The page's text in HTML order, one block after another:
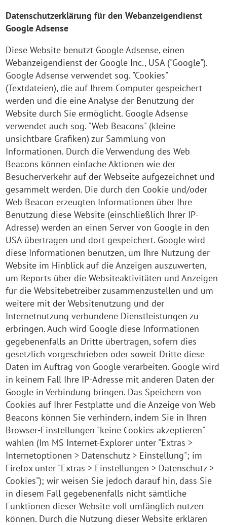
Datenschutzerklärung für den Webanzeigendienst
Google Adsense
Diese Website benutzt Google Adsense, einen
Webanzeigendienst der Google Inc., USA ("Google").
Google Adsense verwendet sog. "Cookies"
(Textdateien), die auf Ihrem Computer gespeichert
werden und die eine Analyse der Benutzung der
Website durch Sie ermöglicht. Google Adsense
verwendet auch sog. "Web Beacons" (kleine
unsichtbare Grafiken) zur Sammlung von
Informationen. Durch die Verwendung des Web
Beacons können einfache Aktionen wie der
Besucherverkehr auf der Webseite aufgezeichnet und
gesammelt werden. Die durch den Cookie und/oder
Web Beacon erzeugten Informationen über Ihre
Benutzung diese Website (einschließlich Ihrer IP-
Adresse) werden an einen Server von Google in den
USA übertragen und dort gespeichert. Google wird
diese Informationen benutzen, um Ihre Nutzung der
Website im Hinblick auf die Anzeigen auszuwerten,
um Reports über die Websiteaktivitäten und Anzeigen
für die Websitebetreiber zusammenzustellen und um
weitere mit der Websitenutzung und der
Internetnutzung verbundene Dienstleistungen zu
erbringen. Auch wird Google diese Informationen
gegebenenfalls an Dritte übertragen, sofern dies
gesetzlich vorgeschrieben oder soweit Dritte diese
Daten im Auftrag von Google verarbeiten. Google wird
in keinem Fall Ihre IP-Adresse mit anderen Daten der
Google in Verbindung bringen. Das Speichern von
Cookies auf Ihrer Festplatte und die Anzeige von Web
Beacons können Sie verhindern, indem Sie in Ihren
Browser-Einstellungen "keine Cookies akzeptieren"
wählen (Im MS Internet-Explorer unter "Extras >
Internetoptionen > Datenschutz > Einstellung"; im
Firefox unter "Extras > Einstellungen > Datenschutz >
Cookies"); wir weisen Sie jedoch darauf hin, dass Sie
in diesem Fall gegebenenfalls nicht sämtliche
Funktionen dieser Website voll umfänglich nutzen
können. Durch die Nutzung dieser Website erklären